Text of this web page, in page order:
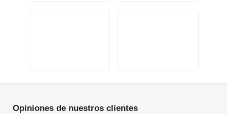
Opiniones de nuestros clientes